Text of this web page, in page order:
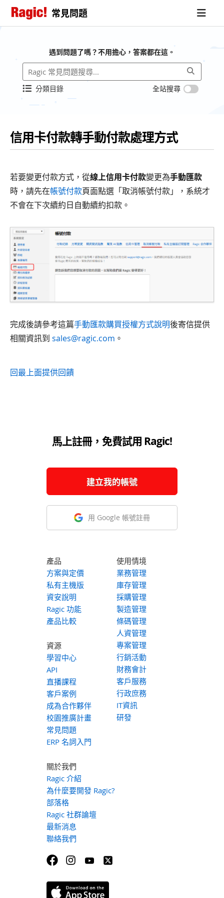
常見問題
遇到問題了嗎？不用擔心，答案都在這。
分類目錄 全站搜尋
信用卡付款轉手動付款處理方式
若要變更付款方式，從線上信用卡付款變更為手動匯款
時，請先在帳號付款頁面點選「取消帳號付款」，系統才
不會在下次續約日自動續約扣款。
完成後請參考這篇手動匯款購買授權方式說明後寄信提供
相關資訊到 sales@ragic.com 。
回最上面提供回饋
馬上註冊，免費試用 Ragic!
建立我的帳號
用 Google 帳號註冊
產品
方案與定價
私有主機版
資安說明
Ragic 功能
產品比較
資源
學習中心
API
直播課程
客戶案例
成為合作夥伴
校園推廣計畫
常見問題
ERP 名詞入門
使用情境
業務管理
庫存管理
採購管理
製造管理
條碼管理
人資管理
專案管理
行銷活動
財務會計
客戶服務
行政庶務
IT資訊
研發
關於我們
Ragic 介紹
為什麼要開發 Ragic?
部落格
Ragic 社群論壇
最新消息
聯絡我們